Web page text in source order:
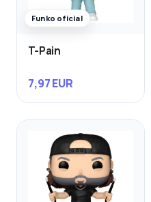
Funko oficial
T-Pain
7,97 EUR